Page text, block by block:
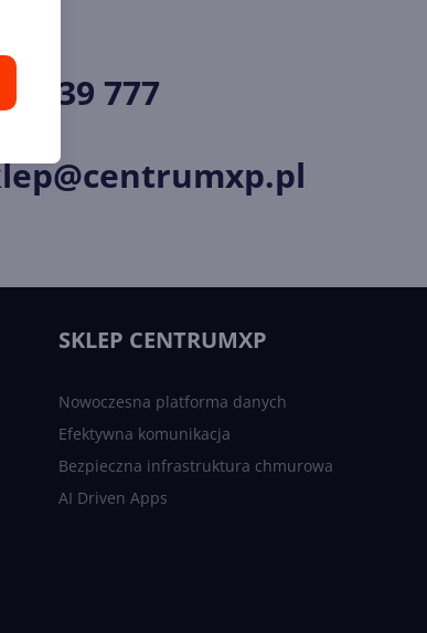
33 39 777
SKLEP CENTRUMXP
Nowoczesna platforma danych
Efektywna komunikacja
Bezpieczna infrastruktura chmurowa
AI Driven Apps